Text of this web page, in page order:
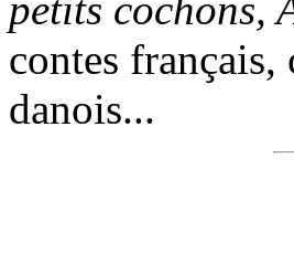
contes
danois...